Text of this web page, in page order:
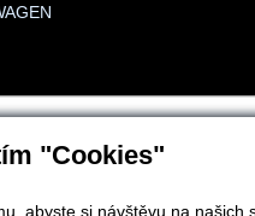
"Cookies"
abyste si návštěvu na